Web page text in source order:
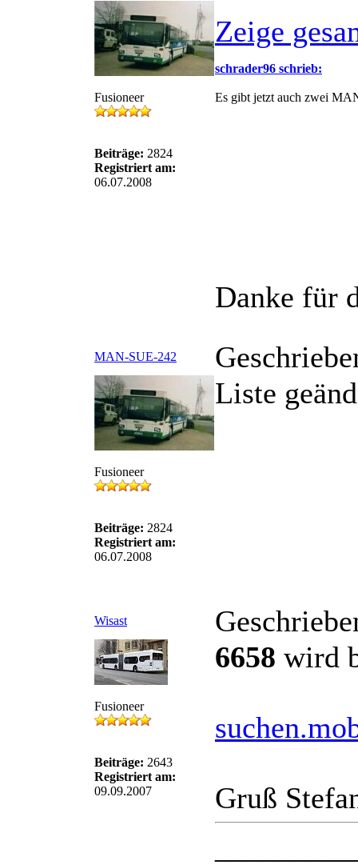
Fusioneer
Beiträge: 2824
Registriert am:
06.07.2008
Zeige
schrader96 schrieb:
Es gibt jetzt auch zwei
Danke für
MAN-SUE-242
Fusioneer
Beiträge: 2824
Registriert am:
06.07.2008
Liste
Wisast
Fusioneer
Beiträge: 2643
Registriert am:
09.09.2007
6658 wird
Gruß